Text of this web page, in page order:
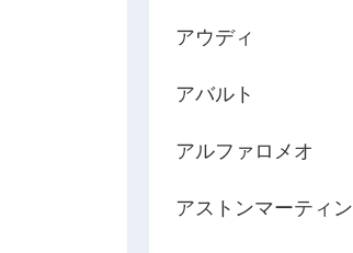
アウディ
アバルト
アルファロメオ
アストンマーティン